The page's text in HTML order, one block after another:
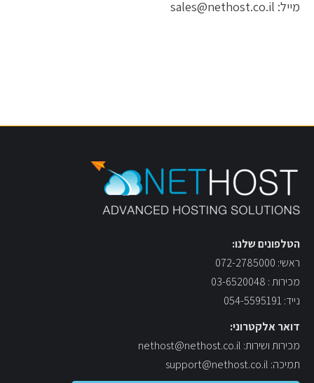
מייל: sales@nethost.co.il
הטלפונים שלנו:
ראשי: 072-2785000
מכירות : 03-6520048
נייד: 054-5595191
דואר אלקטרוני:
מכירות ושירות: nethost@nethost.co.il
תמיכה: support@nethost.co.il